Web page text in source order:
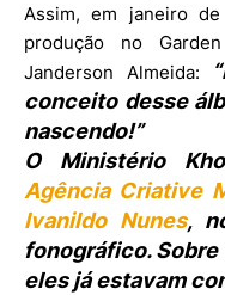
Assim, em janeiro
produção no
Janderson Almeida:
conceito desse
nascendo!”
O Ministério
Agência Criative
Ivanildo Nunes,
fonográfico.
eles já estavam